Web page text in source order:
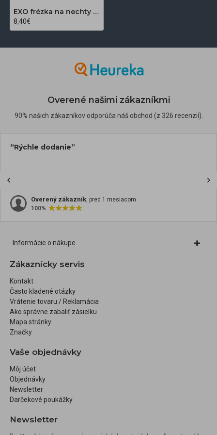
EXO frézka na nechty Hard Blue, kužel 06
8,40€
Overené našimi zákazníkmi
90% našich zákazníkov odporúča náš obchod (z 326 recenzií).
“Rýchle dodanie”
Overený zákazník, pred 1 mesiacom
100%
Informácie o nákupe
Zákaznícky servis
Kontakt
Často kladené otázky
Vrátenie tovaru / Reklamácia
Ako správne zabaliť zásielku
Mapa stránky
Značky
Vaše objednávky
Môj účet
Objednávky
Newsletter
Darčekové poukážky
Newsletter